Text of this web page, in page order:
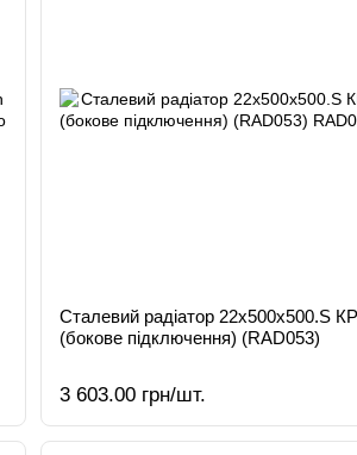
Сталевий радіатор 22х500х500.S
(бокове підключення) (RAD053)
3 603.00 грн/шт.